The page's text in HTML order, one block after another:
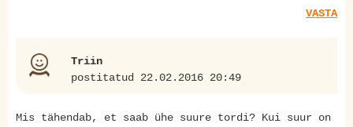
VASTA
Triin
postitatud 22.02.2016 20:49
Mis tähendab, et saab ühe suure tordi? Kui suur on